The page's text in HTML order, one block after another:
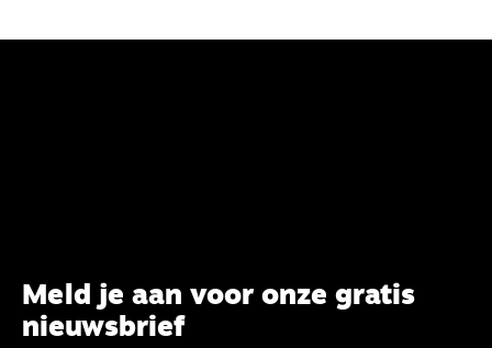
Meld je aan voor onze gratis
nieuwsbrief